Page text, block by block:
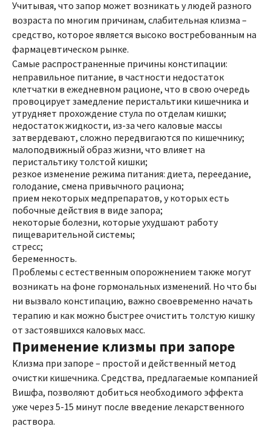
Учитывая, что запор может возникать у людей разного
возраста по многим причинам, слабительная клизма –
средство, которое является высоко востребованным на
фармацевтическом рынке.
Самые распространенные причины констипации:
неправильное питание, в частности недостаток
клетчатки в ежедневном рационе, что в свою очередь
провоцирует замедление перистальтики кишечника и
утрудняет прохождение стула по отделам кишки;
недостаток жидкости, из-за чего каловые массы
затвердевают, сложно передвигаются по кишечнику;
малоподвижный образ жизни, что влияет на
перистальтику толстой кишки;
резкое изменение режима питания: диета, переедание,
голодание, смена привычного рациона;
прием некоторых медпрепаратов, у которых есть
побочные действия в виде запора;
некоторые болезни, которые ухудшают работу
пищеварительной системы;
стресс;
беременность.
Проблемы с естественным опорожнением также могут
возникать на фоне гормональных изменений. Но что бы
ни вызвало констипацию, важно своевременно начать
терапию и как можно быстрее очистить толстую кишку
от застоявшихся каловых масс.
Применение клизмы при запоре
Клизма при запоре – простой и действенный метод
очистки кишечника. Средства, предлагаемые компанией
Вишфа, позволяют добиться необходимого эффекта
уже через 5-15 минут после введение лекарственного
раствора.